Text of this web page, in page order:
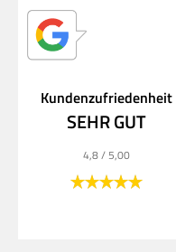
Kundenzufriedenheit
SEHR GUT
4,8/ 5,00